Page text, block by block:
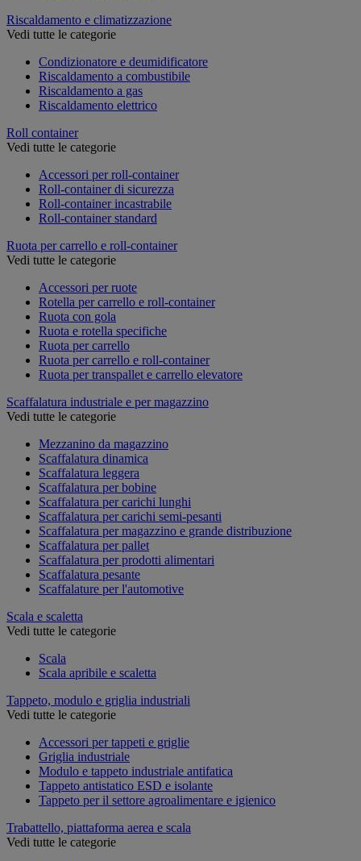
Riscaldamento e climatizzazione
Vedi tutte le categorie
Condizionatore e deumidificatore
Riscaldamento a combustibile
Riscaldamento a gas
Riscaldamento elettrico
Roll container
Vedi tutte le categorie
Accessori per roll-container
Roll-container di sicurezza
Roll-container incastrabile
Roll-container standard
Ruota per carrello e roll-container
Vedi tutte le categorie
Accessori per ruote
Rotella per carrello e roll-container
Ruota con gola
Ruota e rotella specifiche
Ruota per carrello
Ruota per carrello e roll-container
Ruota per transpallet e carrello elevatore
Scaffalatura industriale e per magazzino
Vedi tutte le categorie
Mezzanino da magazzino
Scaffalatura dinamica
Scaffalatura leggera
Scaffalatura per bobine
Scaffalatura per carichi lunghi
Scaffalatura per carichi semi-pesanti
Scaffalatura per magazzino e grande distribuzione
Scaffalatura per pallet
Scaffalatura per prodotti alimentari
Scaffalatura pesante
Scaffalature per l'automotive
Scala e scaletta
Vedi tutte le categorie
Scala
Scala apribile e scaletta
Tappeto, modulo e griglia industriali
Vedi tutte le categorie
Accessori per tappeti e griglie
Griglia industriale
Modulo e tappeto industriale antifatica
Tappeto antistatico ESD e isolante
Tappeto per il settore agroalimentare e igienico
Trabattello, piattaforma aerea e scala
Vedi tutte le categorie